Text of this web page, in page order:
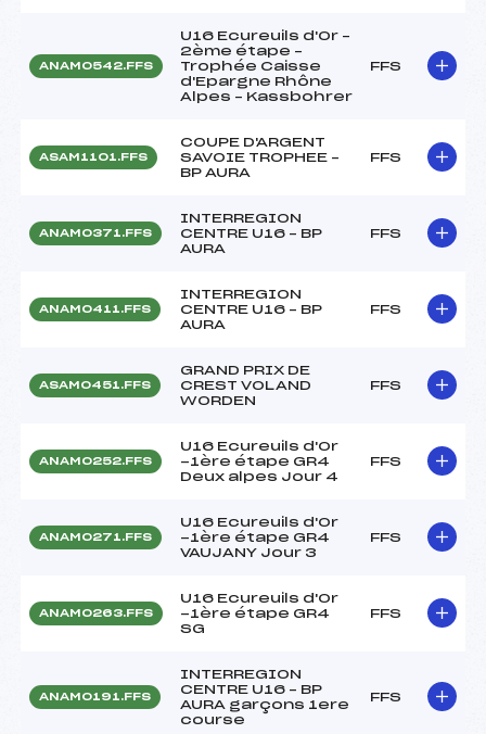
ANAM0542.FFS
U16 Ecureuils d'Or –
2ème étape –
Trophée Caisse
d'Epargne Rhône
Alpes – Kassbohrer
FFS
ASAM1101.FFS
COUPE D'ARGENT
SAVOIE TROPHEE –
BP AURA
FFS
ANAM0371.FFS
INTERREGION
CENTRE U16 – BP
AURA
FFS
ANAM0411.FFS
INTERREGION
CENTRE U16 – BP
AURA
FFS
ASAM0451.FFS
GRAND PRIX DE
CREST VOLAND
WORDEN
FFS
ANAM0252.FFS
U16 Ecureuils d'Or
-1ère étape GR4
Deux alpes Jour 4
FFS
ANAM0271.FFS
U16 Ecureuils d'Or
-1ère étape GR4
VAUJANY Jour 3
FFS
ANAM0263.FFS
U16 Ecureuils d'Or
-1ère étape GR4
SG
FFS
ANAM0191.FFS
INTERREGION
CENTRE U16 – BP
AURA garçons 1ere
course
FFS